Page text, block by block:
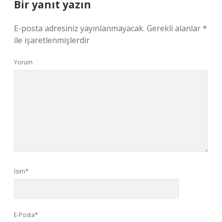
Bir yanıt yazın
E-posta adresiniz yayınlanmayacak. Gerekli alanlar*
ile işaretlenmişlerdir
Yorum
İsim*
E-Posta*